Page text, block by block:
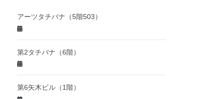
アーツタチバナ（5階503）
第2タチバナ（6階）
第6矢木ビル（1階）